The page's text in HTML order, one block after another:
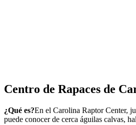
Centro de Rapaces de
¿Qué es?En el Carolina Raptor Center,
puede conocer de cerca águilas calvas,